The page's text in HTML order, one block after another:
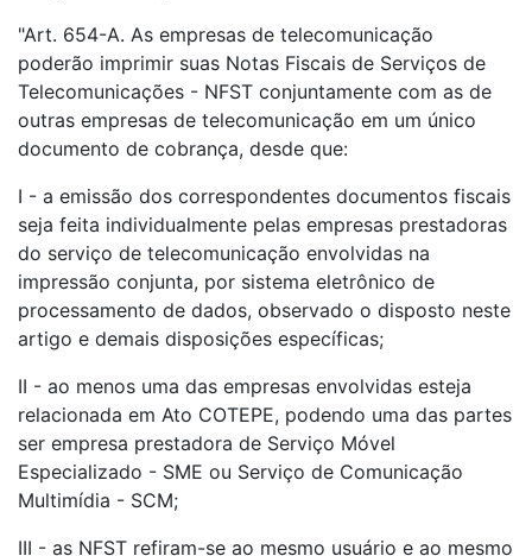
"Art. 654-A. As empresas de telecomunicação
poderão imprimir suas Notas Fiscais de Serviços de
Telecomunicações - NFST conjuntamente com as de
outras empresas de telecomunicação em um único
documento de cobrança, desde que:
I - a emissão dos correspondentes documentos fiscais
seja feita individualmente pelas empresas prestadoras
do serviço de telecomunicação envolvidas na
impressão conjunta, por sistema eletrônico de
processamento de dados, observado o disposto neste
artigo e demais disposições específicas;
II - ao menos uma das empresas envolvidas esteja
relacionada em Ato COTEPE, podendo uma das partes
ser empresa prestadora de Serviço Móvel
Especializado - SME ou Serviço de Comunicação
Multimídia - SCM;
III - as NFST refiram-se ao mesmo usuário e ao mesmo